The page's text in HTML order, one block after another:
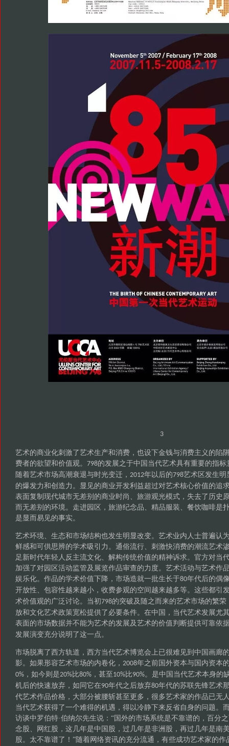
3
艺术的商业化刺激了艺术生产和消费，也设下金钱与消费主义的陷
费者的欲望和价值观。 798的发展之于中国当代艺术具有重要的指标
随着艺术市场高潮衰退与时光变迁， 2012年以后的798艺术区发生明
的爆发力和创造力。显见的商业开发利益超过对艺术核心价值的追
表面复制现代城市无差别的商业时尚、旅游观光模式，失去了历史
而无差别的环境。走进园区，旅游纪念品、精品服装、餐饮咖啡是
是显而易见的事实。
艺术环境、生态和市场结构也发生明显改变。艺术业内人士普遍认
鲜感和可供思辨的学术吸引力。通俗流行、刺激快消费的潮流艺术
足新时代年轻人反主流文化、解构传统价值的精神诉求。官方对当
加强了对园区活动监管及展览作品审查的力度。艺术活动与艺术作
娱乐化。作品的学术价值下降，市场造就一批生长于80年代后的偶
开放性、包容性越来越小，收费参观的空间越来越多等。这些都引
术价值观的广泛讨论。当初798的突破及随之而来的艺术市场的繁
放和文化艺术政策宽松提供了必要条件。在中国，当代艺术发展尤
表面的市场数据并不能为艺术的发展及艺术的价值判断提供可靠依
发展演变充分说明了这一点。
市场脱离了西方轨道，西方当代艺术博览会上已很难见到中国画廊
影。如果形容艺术市场的内卷化， 2008年之前国外资本与国内资本
0%，如今则是20%比80%，甚至10%比90%。是中国当代艺术本身的
机后的快速放弃，如同它在90年代之后放弃80年代的苏联先锋艺术
代艺术作品价格，大部分被腰斩甚至更多，很多艺术家的作品已无
当代艺术获得了一个难得的机遇，得以冷静下来反省自身的问题。
访谈中罗伯特·伯纳尔先生说：“国外的市场系统是不靠谱的，百分
念股、网红股，这几年是中国股，过几年是非洲股，再过几年是南
股。太不靠谱了！”随着网络资讯的充分流通，有些成功艺术家的